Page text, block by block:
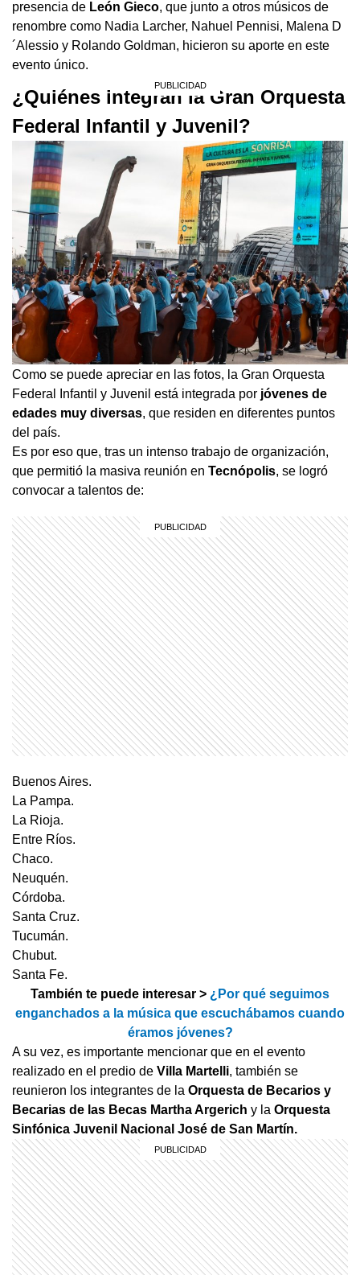
presencia de León Gieco, que junto a otros músicos de
renombre como Nadia Larcher, Nahuel Pennisi, Malena D
´Alessio y Rolando Goldman, hicieron su aporte en este
evento único.
¿Quiénes integran la Gran Orquesta
Federal Infantil y Juvenil?
Como se puede apreciar en las fotos, la Gran Orquesta
Federal Infantil y Juvenil está integrada por jóvenes de
edades muy diversas, que residen en diferentes puntos
del país.
Es por eso que, tras un intenso trabajo de organización,
que permitió la masiva reunión en Tecnópolis, se logró
convocar a talentos de:
Buenos Aires.
La Pampa.
La Rioja.
Entre Ríos.
Chaco.
Neuquén.
Córdoba.
Santa Cruz.
Tucumán.
Chubut.
Santa Fe.
También te puede interesar > ¿Por qué seguimos
enganchados a la música que escuchábamos cuando
éramos jóvenes?
A su vez, es importante mencionar que en el evento
realizado en el predio de Villa Martelli, también se
reunieron los integrantes de la Orquesta de Becarios y
Becarias de las Becas Martha Argerich y la Orquesta
Sinfónica Juvenil Nacional José de San Martín.